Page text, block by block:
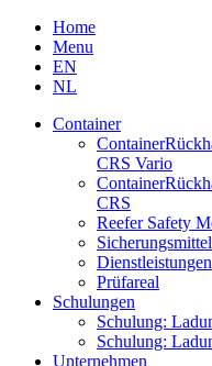
Skip
content
Home
Menu
EN
NL
Container
CRS Vario
CRS
Reefer Safety
Dienstleistungen
Prüfareal
Schulungen
Schulung:
Schulung:
Unternehmen